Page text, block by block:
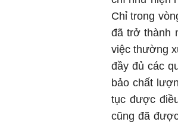
Chỉ trong
đã trở thành
việc thường
đầy đủ các
bảo chất
tục được
cũng đã